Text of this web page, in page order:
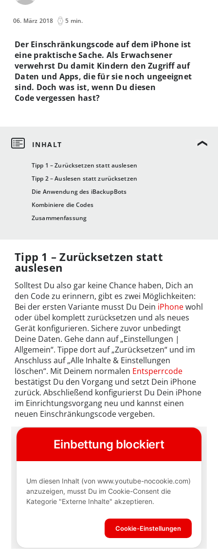
06. März 2018 5 min.
Tipp 1 – Zurücksetzen statt auslesen
Tipp 2 – Auslesen statt zurücksetzen
Die Anwendung des iBackupBots
Kombiniere die Codes
Zusammenfassung
Der Einschränkungscode auf dem iPhone ist
eine praktische Sache. Als Erwachsener
verwehrst Du damit Kindern den Zugriff auf
Daten und Apps, die für sie noch ungeeignet
sind. Doch was ist, wenn Du diesen
Code vergessen hast?
Tipp 1 – Zurücksetzen statt
auslesen
Solltest Du also gar keine Chance haben, Dich an
den Code zu erinnern, gibt es zwei Möglichkeiten:
Bei der ersten Variante musst Du Dein iPhonewohl
oder übel komplett zurücksetzen und als neues
Gerät konfigurieren. Sichere zuvor unbedingt
Deine Daten. Gehe dann auf „Einstellungen |
Allgemein“. Tippe dort auf „Zurücksetzen“ und im
Anschluss auf „Alle Inhalte & Einstellungen
löschen“. Mit Deinem normalen Entsperrcode
bestätigst Du den Vorgang und setzt Dein iPhone
zurück. Abschließend konfigurierst Du Dein iPhone
im Einrichtungsvorgang neu und kannst einen
neuen Einschränkungscode vergeben.